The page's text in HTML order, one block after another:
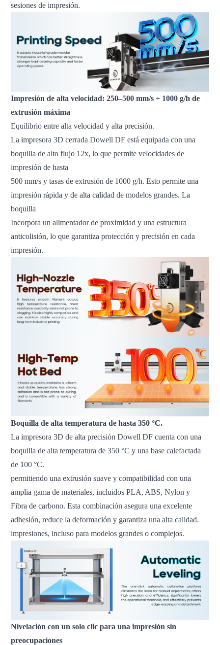
sesiones de impresión.
Impresión de alta velocidad: 250–500 mm/s + 1000 g/h de
extrusión máxima
Equilibrio entre alta velocidad y alta precisión.
La impresora 3D cerrada Dowell DF está equipada con una
boquilla de alto flujo 12x, lo que permite velocidades de
impresión de hasta
500 mm/s y tasas de extrusión de 1000 g/h. Esto permite una
impresión rápida y de alta calidad de modelos grandes. La
boquilla
Incorpora un alimentador de proximidad y una estructura
anticolisión, lo que garantiza protección y precisión en cada
impresión.
Boquilla de alta temperatura de hasta 350 °C.
La impresora 3D de alta precisión Dowell DF cuenta con una
boquilla de alta temperatura de 350 °C y una base calefactada
de 100 °C.
permitiendo una extrusión suave y compatibilidad con una
amplia gama de materiales, incluidos PLA, ABS, Nylon y
Fibra de carbono. Esta combinación asegura una excelente
adhesión, reduce la deformación y garantiza una alta calidad.
impresiones, incluso para modelos grandes o complejos.
Nivelación con un solo clic para una impresión sin
preocupaciones